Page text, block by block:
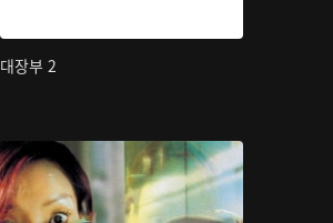
대장부 2